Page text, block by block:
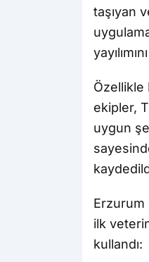
taşıyan
Özellikle
ekipler,
uygun
Erzurum
ilk
kullandı: